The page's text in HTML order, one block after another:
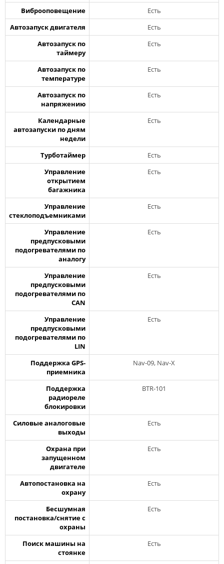
Виброоповещение
Есть
Автозапуск двигателя
Есть
Автозапуск по
таймеру
Есть
Автозапуск по
температуре
Есть
Автозапуск по
напряжению
Есть
Календарные
автозапуски по дням
недели
Есть
Турботаймер
Есть
Управление
открытием
багажника
Есть
Управление
стеклоподъемниками
Есть
Управление
предпусковыми
подогревателями по
аналогу
Есть
Управление
предпусковыми
подогревателями по
CAN
Есть
Управление
предпусковыми
подогревателями по
LIN
Есть
Поддержка GPS-
приемника
Nav-09, Nav-X
Поддержка
радиореле
блокировки
BTR-101
Силовые аналоговые
выходы
Есть
Охрана при
запущенном
двигателе
Есть
Автопостановка на
охрану
Есть
Бесшумная
постановка/снятие с
охраны
Есть
Поиск машины на
стоянке
Есть